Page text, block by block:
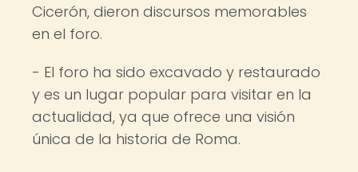
Cicerón, dieron discursos memorables
en el foro.
- El foro ha sido excavado y restaurado
y es un lugar popular para visitar en la
actualidad, ya que ofrece una visión
única de la historia de Roma.